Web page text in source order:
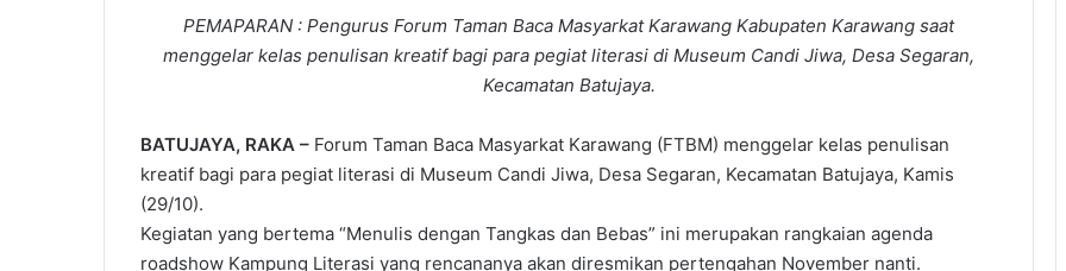
PEMAPARAN : Pengurus Forum Taman Baca Masyarkat Karawang Kabupaten Karawang saat
menggelar kelas penulisan kreatif bagi para pegiat literasi di Museum Candi Jiwa, Desa Segaran,
Kecamatan Batujaya.
BATUJAYA, RAKA – Forum Taman Baca Masyarkat Karawang (FTBM) menggelar kelas penulisan
kreatif bagi para pegiat literasi di Museum Candi Jiwa, Desa Segaran, Kecamatan Batujaya, Kamis
(29/10).
Kegiatan yang bertema “Menulis dengan Tangkas dan Bebas” ini merupakan rangkaian agenda
roadshow Kampung Literasi yang rencananya akan diresmikan pertengahan November nanti.